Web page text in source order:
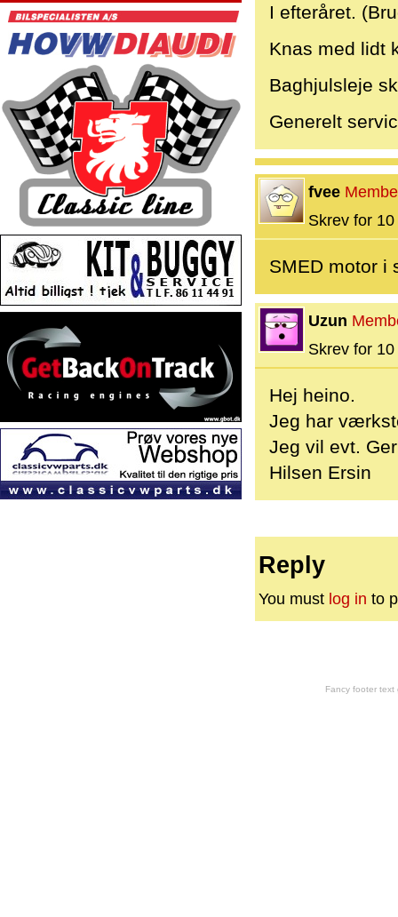
I efteråret.
Knas med lidt
Baghjulsleje
Generelt
fvee
Skrev for
SMED motor i
Uzun
Skrev for
Hej heino.
Jeg har
Jeg vil evt.
Hilsen Ersin
Reply
You must log in to
Fancy footer